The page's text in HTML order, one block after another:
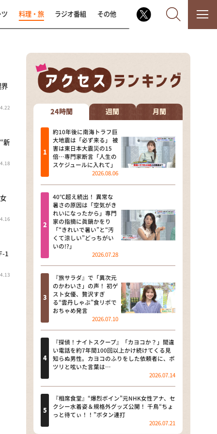
なるみ・岡村の過ぎるTV
相席食堂
これ余談なんですけど・・・
～人生密着トークバラエティ！
～ やすとものいたって真剣です
探偵！ナイトスクープ
news おかえり
河合＆A.B.C-Z塚田×福井アナ
「なんでやねん！？」（news お
かえり）
DAIGOも台所 ～きょうの献立 何
にする？～
本日はダイアンなり！シーズン２
朝だ！生です旅サラダ
教えて！ニュースライブ 正義の
ミカタ
ＬＩＦＥ～夢のカタチ～
新婚さんいらっしゃい！
ポツンと一軒家
ザキ山小屋本館
料理・旅 ラジオ番組 その他
界
新
1
24時間 週間 月間
約10年後に南海トラフ巨
大地震は「必ず来る」 被
害は東日本大震災の15
倍…専門家断言「人生の
スケジュールに入れて」
2026.08.06
40℃超え続出！ 異常な
暑さの原因は「空気がき
れいになったから」専門
家の指摘に眞鍋かをり
「“きれいで暑い”と“汚
くて涼しい”どっちがい
いの!?」
2026.07.28
『旅サラダ』で「異次元
のかわいさ」の声！ 初ゲ
スト女優、贅沢すぎ
る“雲丹しゃぶ”食リポで
おちゃめ発言
2026.07.10
『探偵！ナイトスクープ』「カヨコか？」間違
い電話を約7年間100回以上かけ続けてくる見
知らぬ男性。カヨコのふりをした依頼者に、ポ
ツリと呟いた言葉は…
2026.07.14
『相席食堂』“爆烈ボイン”元NHK女性アナ、セ
クシー水着姿＆規格外グッズ公開！ 千鳥“ちょ
っと待てぃ！！”ボタン連打
2026.07.21